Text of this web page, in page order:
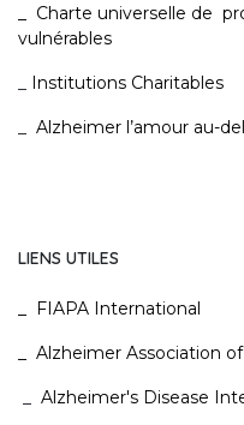
Charte universelle de
vulnérables
Institutions Charitables
Alzheimer l’amour au-
LIENS UTILES
FIAPA International
Alzheimer Association
Alzheimer's Disease